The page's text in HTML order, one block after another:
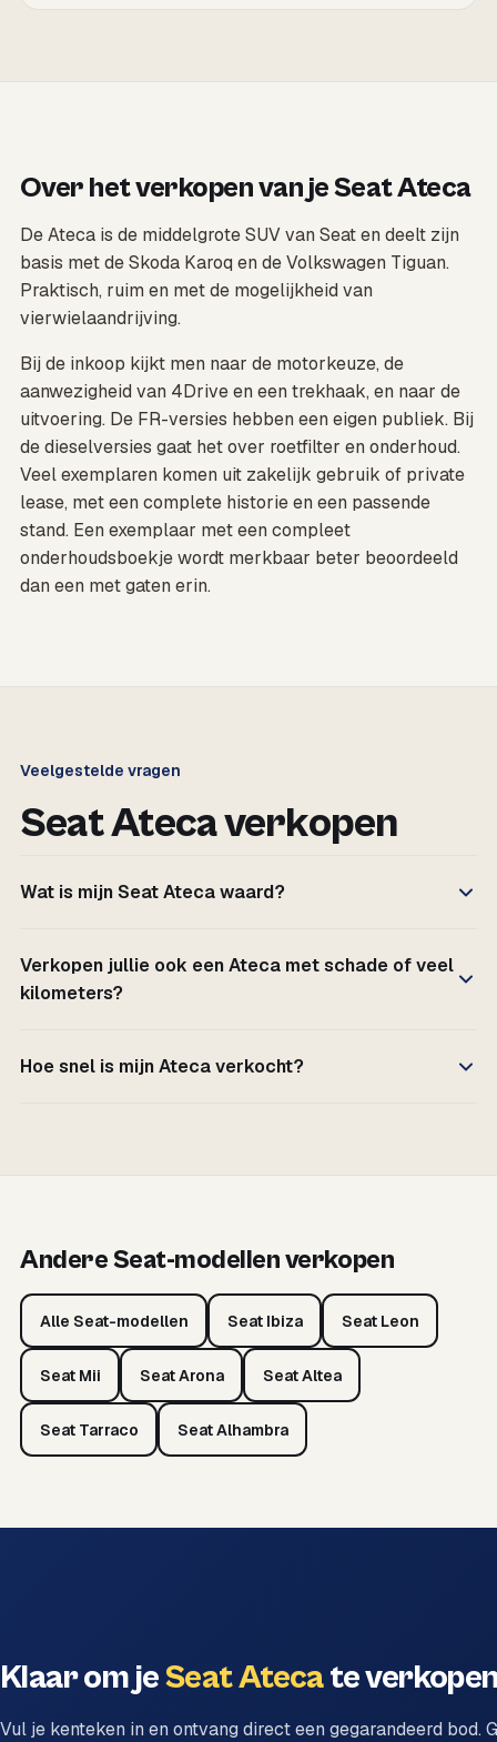
Over het verkopen van je Seat Ateca
De Ateca is de middelgrote SUV van Seat en deelt zijn
basis met de Skoda Karoq en de Volkswagen Tiguan.
Praktisch, ruim en met de mogelijkheid van
vierwielaandrijving.
Bij de inkoop kijkt men naar de motorkeuze, de
aanwezigheid van 4Drive en een trekhaak, en naar de
uitvoering. De FR-versies hebben een eigen publiek. Bij
de dieselversies gaat het over roetfilter en onderhoud.
Veel exemplaren komen uit zakelijk gebruik of private
lease, met een complete historie en een passende
stand. Een exemplaar met een compleet
onderhoudsboekje wordt merkbaar beter beoordeeld
dan een met gaten erin.
Veelgestelde vragen
Seat Ateca verkopen
Wat is mijn Seat Ateca waard?
Verkopen jullie ook een Ateca met schade of veel
kilometers?
Hoe snel is mijn Ateca verkocht?
Andere Seat-modellen verkopen
Alle Seat-modellen Seat Ibiza Seat Leon
Seat Mii Seat Arona Seat Altea
Seat Tarraco Seat Alhambra
Klaar om jeSeat Atecate
Vul je kenteken in en ontvang direct een gegarandeerd bod.